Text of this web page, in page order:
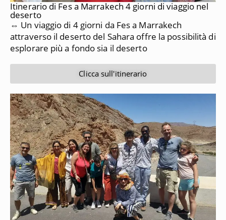
Itinerario di Fes a Marrakech 4 giorni di viaggio nel
deserto
⇔ Un viaggio di 4 giorni da Fes a Marrakech
attraverso il deserto del Sahara offre la possibilità di
esplorare più a fondo sia il deserto
Clicca sull'itinerario